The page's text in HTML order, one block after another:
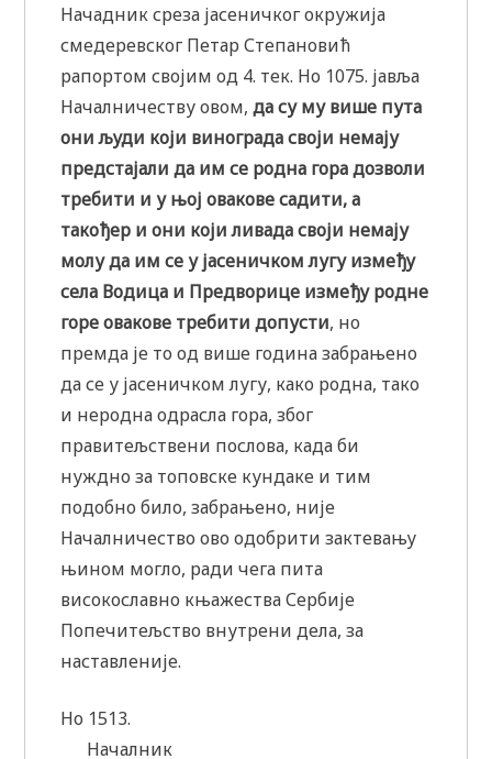
Начадник среза јасеничког окружија
смедеревског Петар Степановић
рапортом својим од 4. тек. Но 1075. јавља
Началничеству овом,да су му више пута
они људи који винограда своји немају
предстајали да им се родна гора дозволи
требити и у њој овакове садити, а
такођер и они који ливада своји немају
молу да им се у јасеничком лугу између
села Водица и Предворице између родне
горе овакове требити допусти, но
премда је то од више година забрањено
да се у јасеничком лугу, како родна, тако
и неродна одрасла гора, због
правитељствени послова, када би
нуждно за топовске кундаке и тим
подобно било, забрањено, није
Началничество ово одобрити зактевању
њином могло, ради чега пита
високославно књажества Сербије
Попечитељство внутрени дела, за
наставленије.
Но 1513.
Началник